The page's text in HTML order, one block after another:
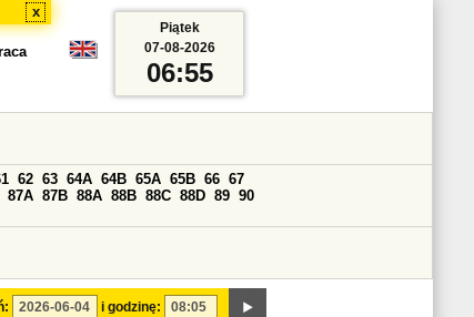
x
i godzinę:
62 63 64A 64B 65A 65B 66 67
87A 87B 88A 88B 88C 88D 89 90
Piątek
07-08-2026
06:55